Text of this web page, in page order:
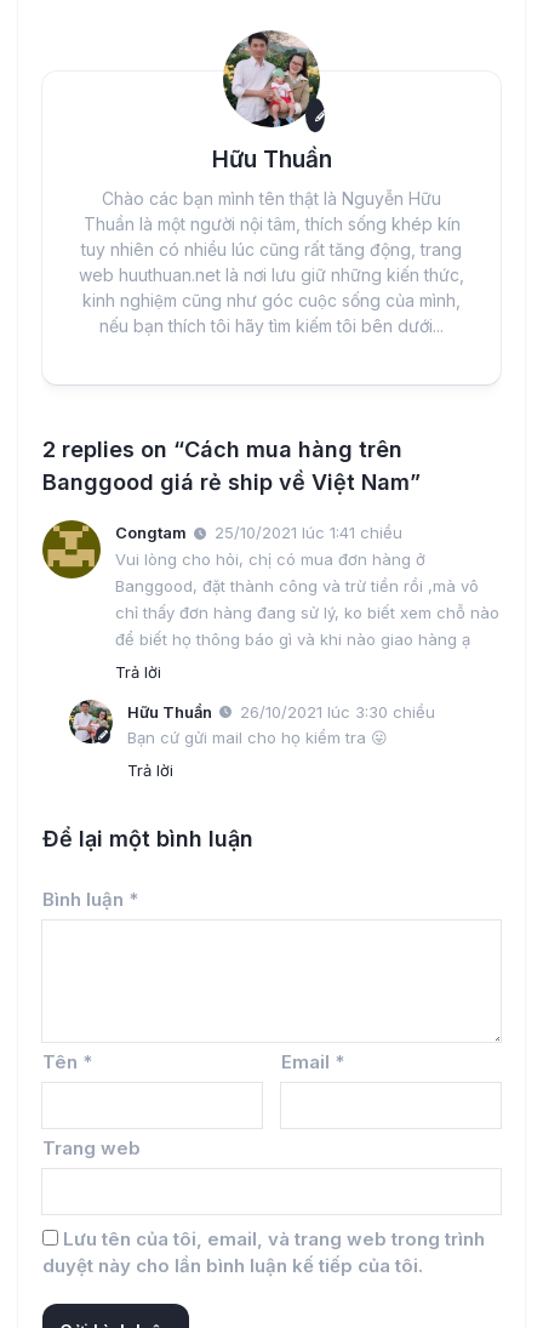
Hữu Thuần
Chào các bạn mình tên thật là Nguyễn Hữu
Thuần là một người nội tâm, thích sống khép kín
tuy nhiên có nhiều lúc cũng rất tăng động, trang
web huuthuan.net là nơi lưu giữ những kiến thức,
kinh nghiệm cũng như góc cuộc sống của mình,
nếu bạn thích tôi hãy tìm kiếm tôi bên dưới...
2 replies on “Cách mua hàng trên
Banggood giá rẻ ship về Việt Nam”
Congtam
25/10/2021 lúc 1:41 chiều
Vui lòng cho hỏi, chị có mua đơn hàng ở
Banggood, đặt thành công và trừ tiền rồi ,mà vô
chỉ thấy đơn hàng đang sử lý, ko biết xem chỗ nào
để biết họ thông báo gì và khi nào giao hàng ạ
Trả lời
Hữu Thuần
26/10/2021 lúc 3:30 chiều
Bạn cứ gửi mail cho họ kiểm tra 😛
Trả lời
Để lại một bình luận
Bình luận *
Tên * Email *
Trang web
Lưu tên của tôi, email, và trang web trong trình
duyệt này cho lần bình luận kế tiếp của tôi.